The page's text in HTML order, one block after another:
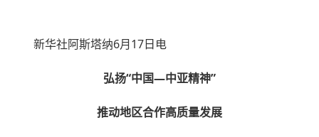
新华社阿斯塔纳6月17日电
弘扬“中国—中亚精神”
推动地区合作高质量发展